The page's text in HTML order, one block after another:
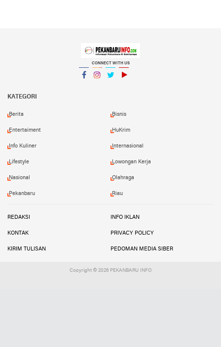
CONNECT WITH US
KATEGORI
Berita Bisnis
Entertaiment HuKrim
Info Kuliner Internasional
Lifestyle Lowongan Kerja
Nasional Olahraga
Pekanbaru Riau
REDAKSI INFO IKLAN
KONTAK PRIVACY POLICY
KIRIM TULISAN PEDOMAN MEDIA SIBER
Copyright © 2026 PEKANBARU INFO